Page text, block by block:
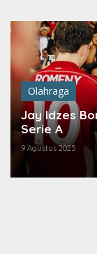
konten
Olahraga
Jay Idzes
Serie A
9 Agustus 2025